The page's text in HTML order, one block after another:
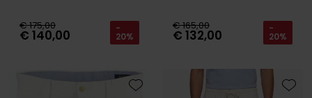
€ 175,00
€ 140,00 -
20%
€ 165,00
€ 132,00 -
20%